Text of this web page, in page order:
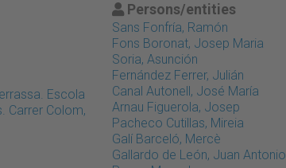
Escola
Carrer Colom,
Persons/entities
Sans Fonfría, Ramón
Fons Boronat, Josep Maria
Soria, Asunción
Fernández Ferrer, Julián
Canal Autonell, José María
Arnau Figuerola, Josep
Pacheco Cutillas, Mireia
Galí Barceló, Mercè
Gallardo de León, Juan Antonio